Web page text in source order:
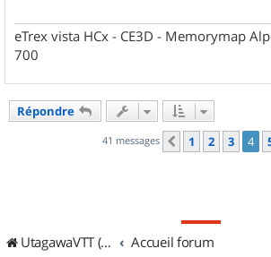
eTrex vista HCx - CE3D - Memorymap
700
Répondre
41 messages Précédent
1 2 3 4
UtagawaVTT (Randos VTT et VTTAE avec traces GPS) Accueil forum